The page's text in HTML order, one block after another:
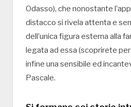
Odasso), che nonostante
distacco si rivela attenta e
dell’unica figura esterna alla
legata ad essa (scoprirete
infine una sensibile ed
Pascale.